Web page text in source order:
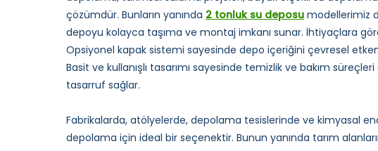
çözümdür. Bunların yanında 2 tonluk su deposu modellerimiz
depoyu kolayca taşıma ve montaj imkanı sunar. İhtiyaçlara
Opsiyonel kapak sistemi sayesinde depo içeriğini çevresel
Basit ve kullanışlı tasarımı sayesinde temizlik ve bakım
tasarruf sağlar.
Fabrikalarda, atölyelerde, depolama tesislerinde ve kimyasal
depolama için ideal bir seçenektir. Bunun yanında tarım